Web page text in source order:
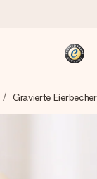
schicken es
Zeitpunkt
Gravierte Eierbecher